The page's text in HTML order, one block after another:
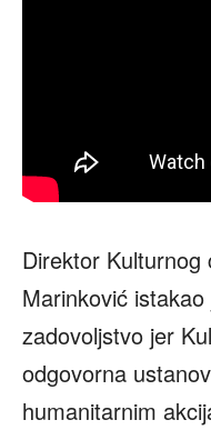
Direktor
Marinković
zadovoljstvo jer
odgovorna
humanitarnim